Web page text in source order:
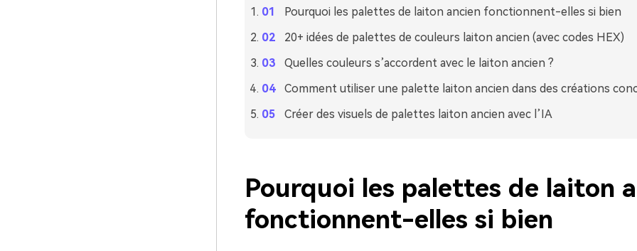
Pourquoi les palettes de laiton ancien fonctionnent-elles si bien
20+ idées de palettes de couleurs laiton ancien (avec codes HEX)
Quelles couleurs s’accordent avec le laiton ancien ?
Comment utiliser une palette laiton ancien dans des créations
Créer des visuels de palettes laiton ancien avec l’IA
Pourquoi les palettes de laiton
fonctionnent-elles si bien